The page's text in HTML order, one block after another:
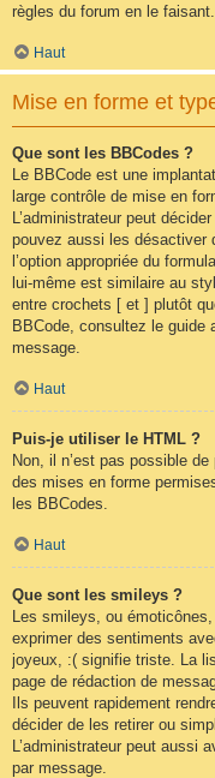
règles du forum en le faisant.
Haut
Mise en forme et
Que sont les BBCodes ?
Le BBCode est une
large contrôle de mise en
L’administrateur peut
pouvez aussi les désactiver
l’option appropriée du
lui-même est similaire au
entre crochets [ et ] plutôt
BBCode, consultez le guide
message.
Haut
Puis-je utiliser le HTML ?
Non, il n’est pas possible
des mises en forme
les BBCodes.
Haut
Que sont les smileys ?
Les smileys, ou
exprimer des sentiments
joyeux, :( signifie triste. La
page de rédaction de
Ils peuvent rapidement
décider de les retirer ou
L’administrateur peut aussi
par message.